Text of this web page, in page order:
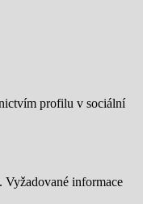
profilu v sociální
Vyžadované informace